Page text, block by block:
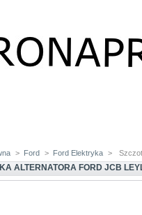
> Ford > Ford Elektryka >
ALTERNATORA FORD JCB